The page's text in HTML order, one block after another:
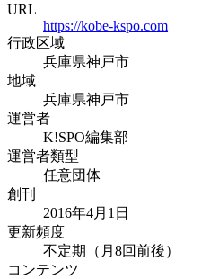
URL
https://kobe-kspo.com
行政区域
兵庫県神戸市
地域
兵庫県神戸市
運営者
K!SPO編集部
運営者類型
任意団体
創刊
2016年4月1日
更新頻度
不定期（月8回前後）
コンテンツ